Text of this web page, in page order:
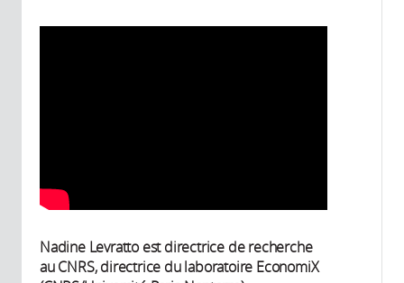
Nadine Levratto est directrice de recherche
au CNRS, directrice du laboratoire EconomiX